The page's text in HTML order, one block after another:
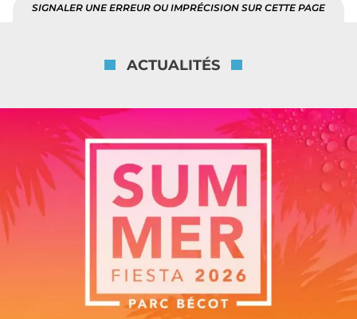
SIGNALER UNE ERREUR OU IMPRÉCISION SUR CETTE PAGE
ACTUALITÉS